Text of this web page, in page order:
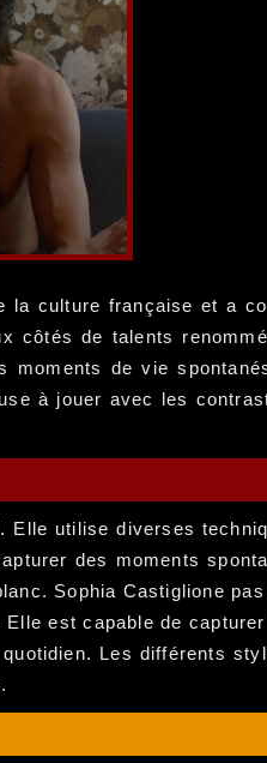
la culture française et a
côtés de talents
moments de vie
à jouer avec les
utilise diverses
des moments
Sophia Castiglione
est capable de
Les différents